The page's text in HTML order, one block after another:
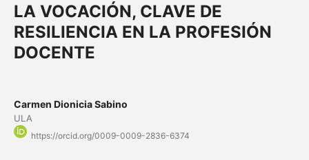
LA VOCACIÓN, CLAVE DE
RESILIENCIA EN LA PROFESIÓN
DOCENTE
Carmen Dionicia Sabino
ULA
https://orcid.org/0009-0009-2836-6374